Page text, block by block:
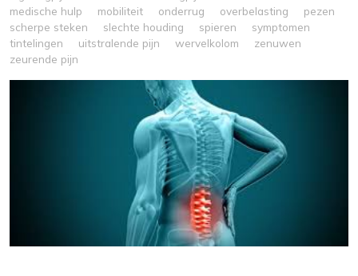
medische hulp
mobiliteit onderrug overbelasting
pezen
scherpe steken
slechte houding spieren
symptomen
tintelingen
uitstralende pijn wervelkolom
zenuwen
zeurende pijn